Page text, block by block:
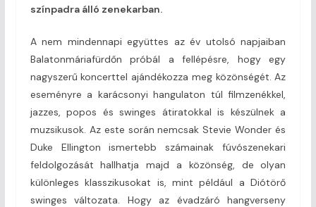
színpadra álló zenekarban.
A nem mindennapi együttes az év utolsó napjaiban
Balatonmáriafürdőn próbál a fellépésre, hogy egy
nagyszerű koncerttel ajándékozza meg közönségét. Az
eseményre a karácsonyi hangulaton túl filmzenékkel,
jazzes, popos és swinges átiratokkal is készülnek a
muzsikusok. Az este során nemcsak Stevie Wonder és
Duke Ellington ismertebb számainak fúvószenekari
feldolgozását hallhatja majd a közönség, de olyan
különleges klasszikusokat is, mint például a Diótörő
swinges változata. Hogy az évadzáró hangverseny